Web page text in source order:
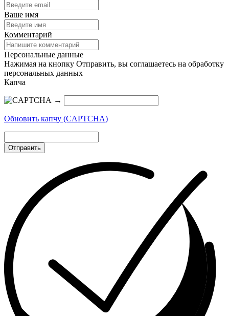
Ваше имя
Комментарий
Персональные данные
Нажимая на кнопку Отправить, вы соглашаетесь на обработку
персональных данных
Капча
→
Обновить капчу (CAPTCHA)
Отправить